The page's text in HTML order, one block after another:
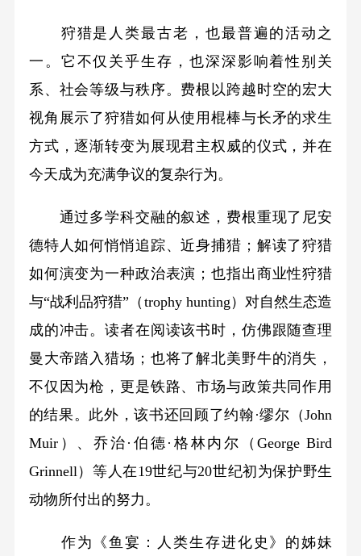
狩猎是人类最古老，也最普遍的活动之
一。它不仅关乎生存，也深深影响着性别关
系、社会等级与秩序。费根以跨越时空的宏大
视角展示了狩猎如何从使用棍棒与长矛的求生
方式，逐渐转变为展现君主权威的仪式，并在
今天成为充满争议的复杂行为。
通过多学科交融的叙述，费根重现了尼安
德特人如何悄悄追踪、近身捕猎；解读了狩猎
如何演变为一种政治表演；也指出商业性狩猎
与“战利品狩猎”（trophy hunting）对自然生态造
成的冲击。读者在阅读该书时，仿佛跟随查理
曼大帝踏入猎场；也将了解北美野牛的消失，
不仅因为枪，更是铁路、市场与政策共同作用
的结果。此外，该书还回顾了约翰·缪尔（John
Muir）、乔治·伯德·格林内尔（George Bird
Grinnell）等人在19世纪与20世纪初为保护野生
动物所付出的努力。
作为《鱼宴：人类生存进化史》的姊妹